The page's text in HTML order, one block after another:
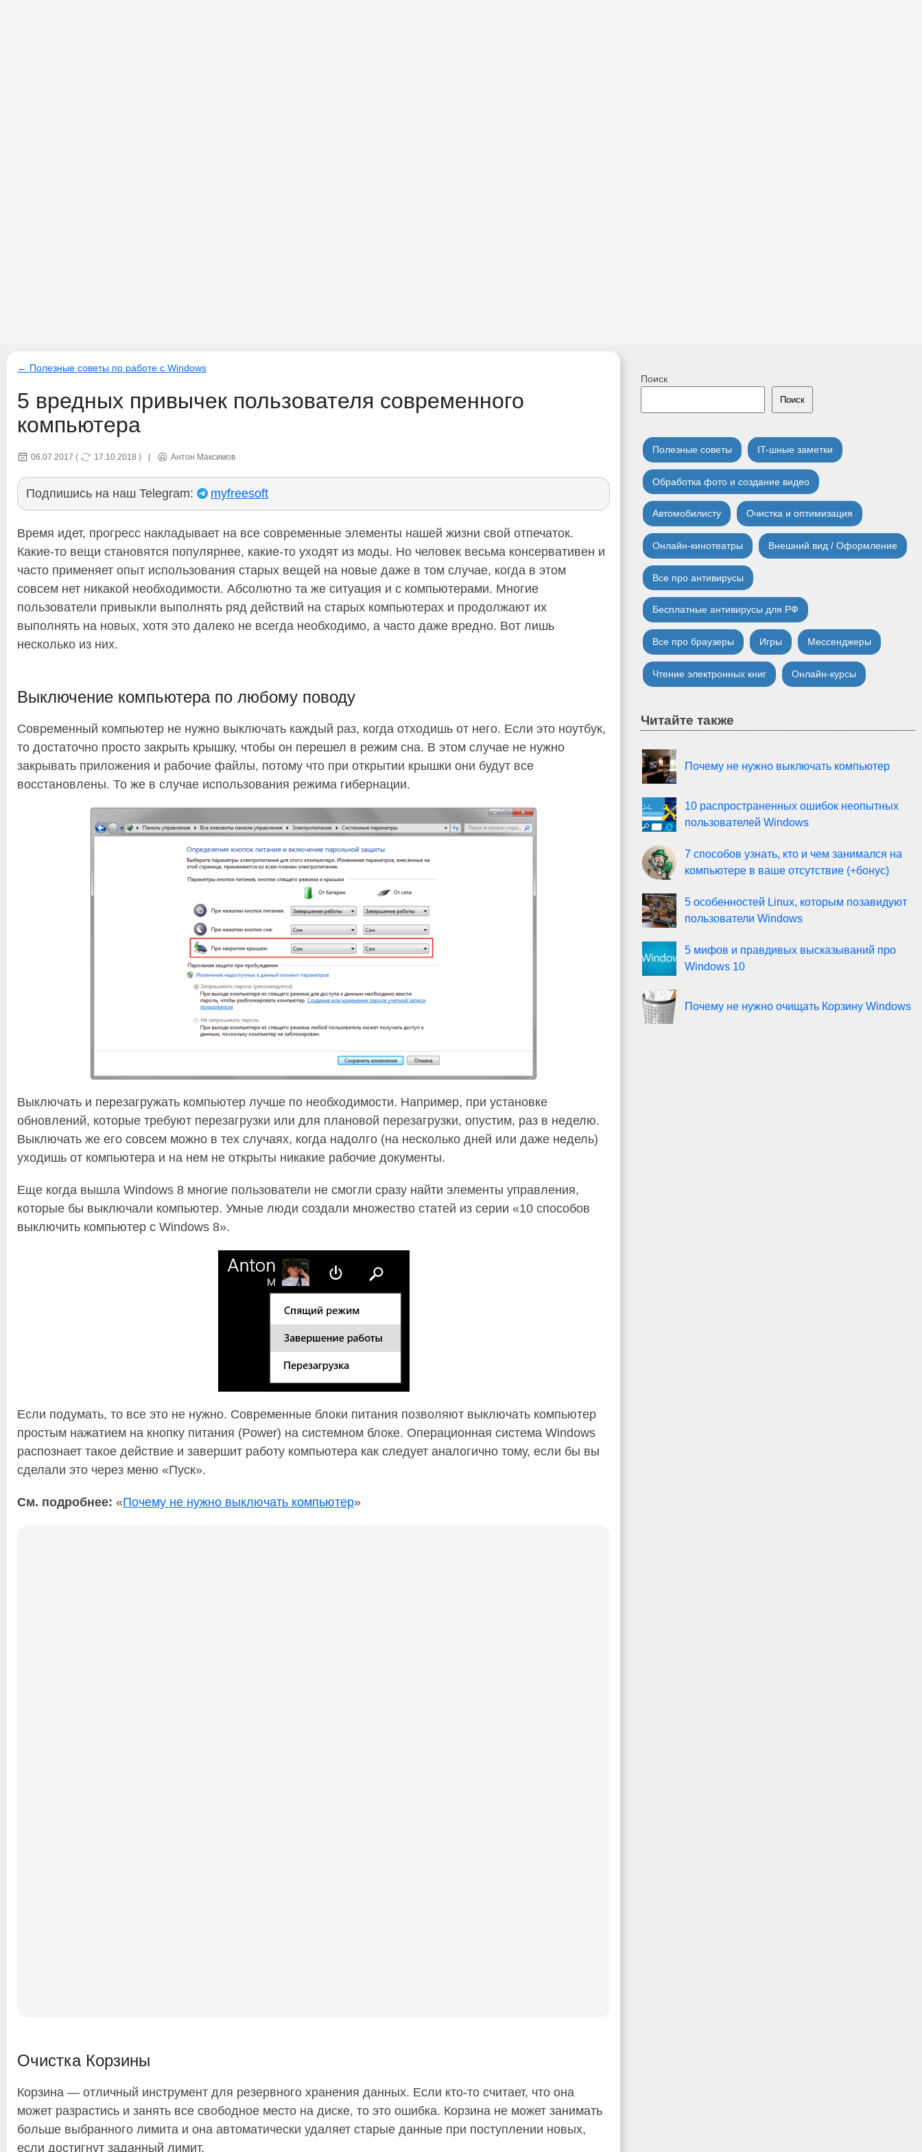
← Полезные советы по работе с Windows
5 вредных привычек пользователя современного
компьютера
06.07.2017 ( 17.10.2018 ) Антон Максимов
Подпишись на наш Telegram: myfreesoft
Время идет, прогресс накладывает на все современные элементы нашей жизни свой отпечаток.
Какие-то вещи становятся популярнее, какие-то уходят из моды. Но человек весьма консервативен и
часто применяет опыт использования старых вещей на новые даже в том случае, когда в этом
совсем нет никакой необходимости. Абсолютно та же ситуация и с компьютерами. Многие
пользователи привыкли выполнять ряд действий на старых компьютерах и продолжают их
выполнять на новых, хотя это далеко не всегда необходимо, а часто даже вредно. Вот лишь
несколько из них.
Выключение компьютера по любому поводу
Современный компьютер не нужно выключать каждый раз, когда отходишь от него. Если это ноутбук,
то достаточно просто закрыть крышку, чтобы он перешел в режим сна. В этом случае не нужно
закрывать приложения и рабочие файлы, потому что при открытии крышки они будут все
восстановлены. То же в случае использования режима гибернации.
Выключать и перезагружать компьютер лучше по необходимости. Например, при установке
обновлений, которые требуют перезагрузки или для плановой перезагрузки, опустим, раз в неделю.
Выключать же его совсем можно в тех случаях, когда надолго (на несколько дней или даже недель)
уходишь от компьютера и на нем не открыты никакие рабочие документы.
Еще когда вышла Windows 8 многие пользователи не смогли сразу найти элементы управления,
которые бы выключали компьютер. Умные люди создали множество статей из серии «10 способов
выключить компьютер с Windows 8».
Если подумать, то все это не нужно. Современные блоки питания позволяют выключать компьютер
простым нажатием на кнопку питания (Power) на системном блоке. Операционная система Windows
распознает такое действие и завершит работу компьютера как следует аналогично тому, если бы вы
сделали это через меню «Пуск».
См. подробнее: «Почему не нужно выключать компьютер»
Очистка Корзины
Корзина — отличный инструмент для резервного хранения данных. Если кто-то считает, что она
может разрастись и занять все свободное место на диске, то это ошибка. Корзина не может занимать
больше выбранного лимита и она автоматически удаляет старые данные при поступлении новых,
если достигнут заданный лимит.
Поиск
Поиск
Полезные советы IT-шные заметки
Обработка фото и создание видео
Автомобилисту Очистка и оптимизация
Онлайн-кинотеатры Внешний вид / Оформление
Все про антивирусы
Бесплатные антивирусы для РФ
Все про браузеры Игры Мессенджеры
Чтение электронных книг Онлайн-курсы
Читайте также
Почему не нужно выключать компьютер
10 распространенных ошибок неопытных
пользователей Windows
7 способов узнать, кто и чем занимался на
компьютере в ваше отсутствие (+бонус)
5 особенностей Linux, которым позавидуют
пользователи Windows
5 мифов и правдивых высказываний про
Windows 10
Почему не нужно очищать Корзину Windows